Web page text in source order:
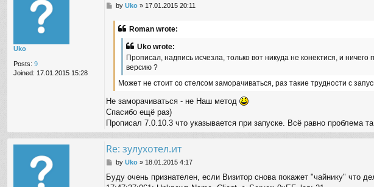
Uko
Posts: 9
Joined: 17.01.2015 15:28
Pby Uko» 17.01.2015 20:11
Roman wrote:
Uko wrote:
Прописал, надпись исчезла, только вот никуда не конектися, и
версию ?
Может не стоит со стелсом заморачиваться, раз такие трудности с
Не заморачиваться - не Наш метод
Спасибо ещё раз)
Прописал 7.0.10.3 что указывается при запуске. Всё равно проблема
Re: зулухотел.ит
P
s
by Uko» 18.01.2015 4:17
Буду очень признателен, если Визитор снова покажет "чайнику" что